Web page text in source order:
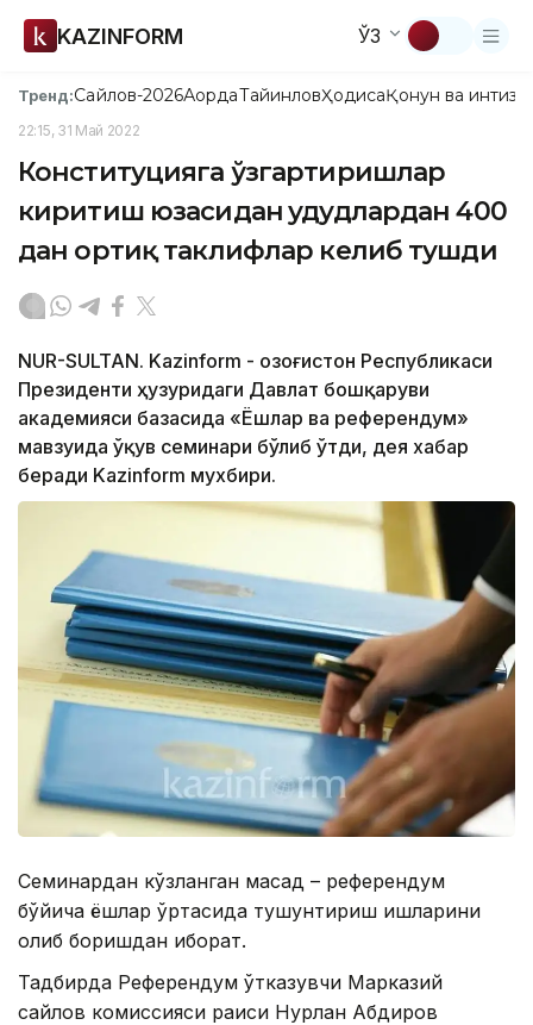
KAZINFORM ЎЗ
Тренд:Сайлов-2026АқордаТайинловҲодисаҚонун ва
22:15, 31 Май 2022
Конституцияга ўзгартиришлар
киритиш юзасидан ҳудудлардан 400
дан ортиқ таклифлар келиб тушди
NUR-SULTAN. Kazinform - Қозоғистон Республикаси
Президенти ҳузуридаги Давлат бошқаруви
академияси базасида «Ёшлар ва референдум»
мавзуида ўқув семинари бўлиб ўтди, дея хабар
беради Kazinform мухбири.
Семинардан кўзланган мақсад – референдум
бўйича ёшлар ўртасида тушунтириш ишларини
олиб боришдан иборат.
Тадбирда Референдум ўтказувчи Марказий
сайлов комиссияси раиси Нурлан Абдиров